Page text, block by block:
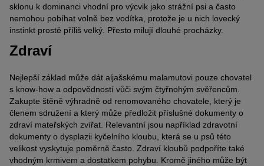
sklonu k dominanci vhodní pro výcvik jako strážní psi a často
nemohou pobíhat volně bez vodítka, protože je u nich lovecký
instinkt prostě příliš velký. Přesto milují dlouhé procházky.
Zdraví
Nejlepší základ může dát aljašskému malamutovi pouze chovatel
s know-how a odpovědností vůči svým čtyřnohým svěřencům.
Zakupte štěně výhradně od renomovaného chovatele, který je
členem sdružení a který může předložit příslušné dokumenty o
zdraví mateřských zvířat. Relevantní jsou například zdravotní
dokumenty o dysplazii kyčelního kloubu, která se u psů této
velikost vyskytuje poměrně často. Zdraví kloubů podpoříte také
vhodným krmivem a dostatkem pohybu. Kromě jiného může být